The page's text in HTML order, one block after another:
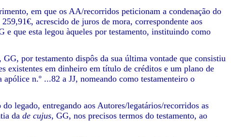
em que os AA/recorridos peticionam a condenação do
acrescido de juros de mora, correspondente aos
e que esta legou àqueles por testamento, instituindo como
GG, por testamento dispôs da sua última vontade que consistiu
existentes em dinheiro em título de créditos e um plano de
n.º ...82 a JJ, nomeando como testamenteiro o
entregando aos Autores/legatários/recorridos as
da de cujus, GG, nos precisos termos do testamento, ao